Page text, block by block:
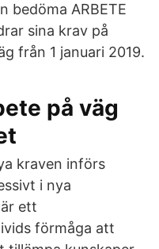
bedöma ARBETE
sina krav på
från 1 januari 2019.
på väg
kraven införs
i nya
ett
förmåga att